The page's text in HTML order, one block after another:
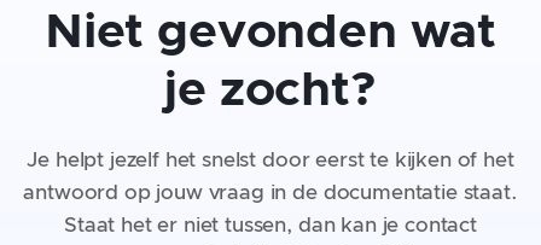
Niet gevonden wat
je zocht?
Je helpt jezelf het snelst door eerst te kijken of het
antwoord op jouw vraag in de documentatie staat.
Staat het er niet tussen, dan kan je contact